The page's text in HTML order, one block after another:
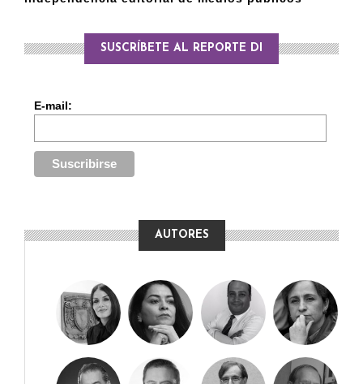
SUSCRÍBETE AL REPORTE DI
E-mail:
AUTORES